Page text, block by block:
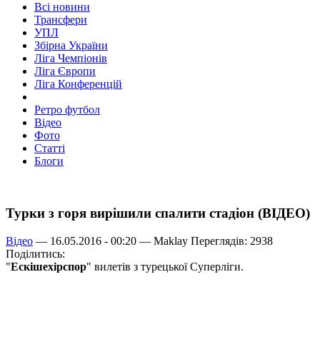
Всі новини
Трансфери
УПЛ
Збірна України
Ліга Чемпіонів
Ліга Європи
Ліга Конференцій
Ретро футбол
Відео
Фото
Статті
Блоги
Турки з горя вирішили спалити стадіон (ВІДЕО)
Відео — 16.05.2016 - 00:20 — Maklay Переглядів: 2938
Поділитись:
"Ескішехірспор" вилетів з турецької Суперліги.